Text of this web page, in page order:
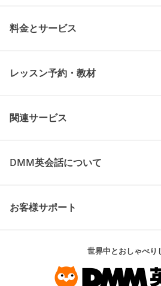
料金とサービス
レッスン予約・教材
関連サービス
DMM英会話について
お客様サポート
世界中とおしゃべり